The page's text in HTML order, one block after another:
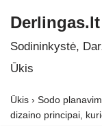
Skip
to
Derlingas.lt
Sodininkystė,
Ūkis
Ūkis › Sodo
dizaino principai,